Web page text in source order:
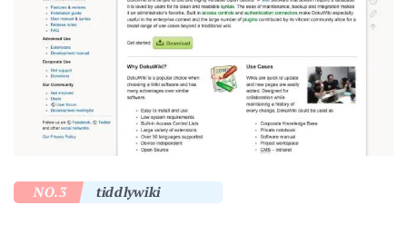
NO.3 tiddlywiki